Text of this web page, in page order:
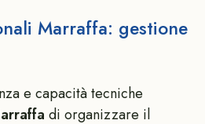
Marraffa: gestione
e capacità tecniche
di organizzare il